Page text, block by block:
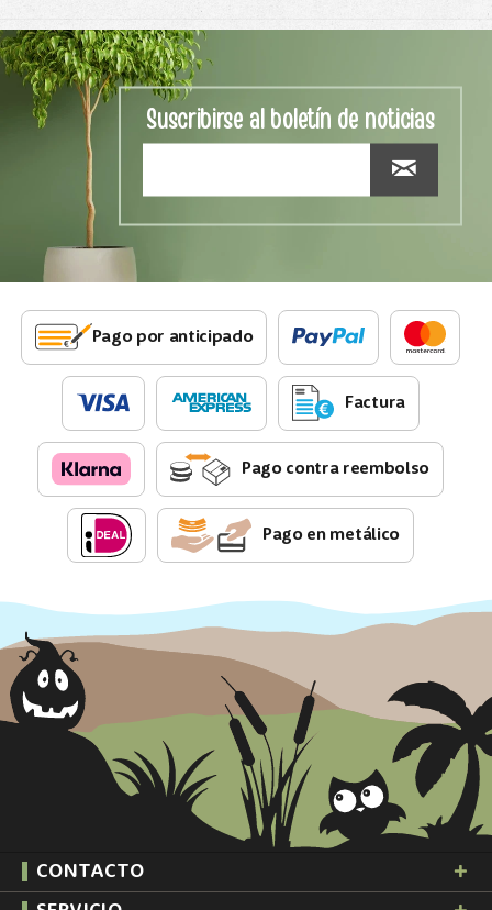
Suscribirse al boletín de noticias
Pago por anticipado
Factura
Pago contra reembolso
Pago en metálico
CONTACTO